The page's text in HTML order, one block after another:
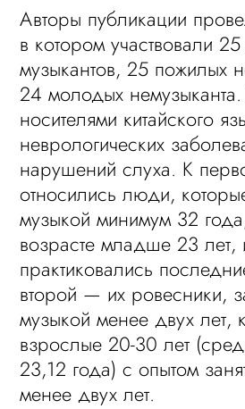
Авторы публикации
в котором участвовали
музыкантов, 25 пожилых
24 молодых
носителями китайского
неврологических
нарушений слуха. К
относились люди,
музыкой минимум 32
возрасте младше 23 лет,
практиковались
второй — их ровесники,
музыкой менее двух лет,
взрослые 20-30 лет
23,12 года) с опытом
менее двух лет.